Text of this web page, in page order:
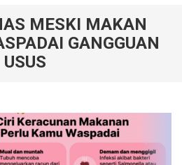
MESKI MAKAN
GANGGUAN
USUS